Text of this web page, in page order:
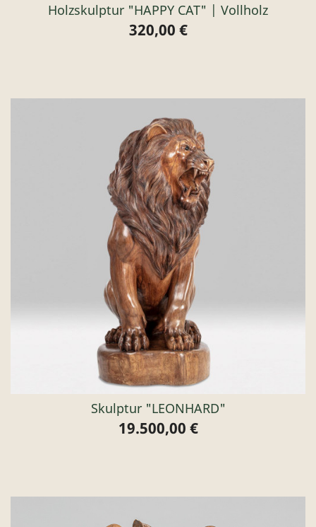
Holzskulptur "HAPPY CAT" | Vollholz
Preis
320,00 €
Skulptur "LEONHARD"
Preis
19.500,00 €